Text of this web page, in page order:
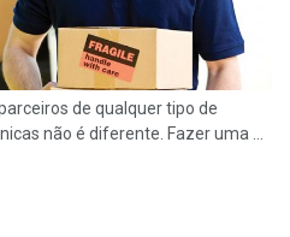
de qualquer tipo de
não é diferente. Fazer uma ...